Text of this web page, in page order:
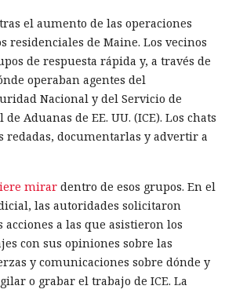
de valorar de verdad la magnitud
en el territorio del adversario;
el aumento de las operaciones
residenciales de Maine. Los vecinos
de respuesta rápida y, a través de
operaban agentes del
Nacional y del Servicio de
Aduanas de EE. UU. (ICE). Los chats
redadas, documentarlas y advertir a
mirar dentro de esos grupos. En el
las autoridades solicitaron
a las que asistieron los
con sus opiniones sobre las
y comunicaciones sobre dónde y
o grabar el trabajo de ICE. La